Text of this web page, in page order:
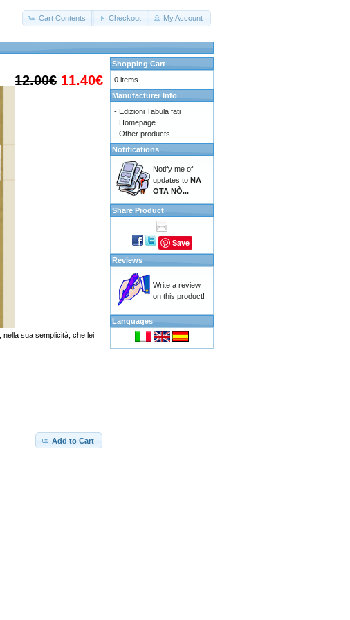
Cart Contents Checkout My Account
12.00€ 11.40€
sua semplicità, che lei
Add to Cart
Shopping Cart
0 items
Manufacturer Info
- Edizioni Tabula fati
Homepage
- Other products
Notifications
Notify me of
updates to NA
OTA NÒ...
Share Product
Save
Reviews
Write a review
on this product!
Languages